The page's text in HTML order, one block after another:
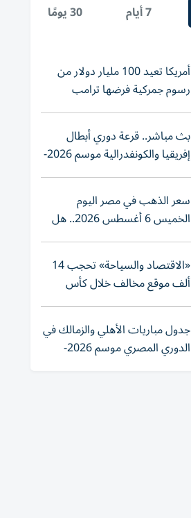
7 أيام 30 يومًا
أمريكا تعيد 100 مليار دولار من
رسوم جمركية فرضها ترامب
بث مباشر.. قرعة دوري أبطال
إفريقيا والكونفدرالية موسم 2026-
2027
سعر الذهب في مصر اليوم
الخميس 6 أغسطس 2026.. هل
تنوي الشراء؟
«الاقتصاد والسياحة» تحجب 14
ألف موقع مخالف خلال كأس
العالم 2026
جدول مباريات الأهلي والزمالك في
الدوري المصري موسم 2026-